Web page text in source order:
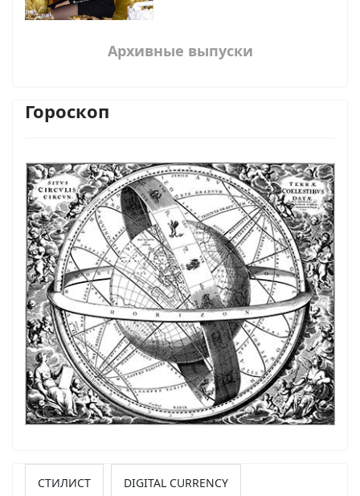
Архивные выпуски
Гороскоп
СТИЛИСТ DIGITAL CURRENCY